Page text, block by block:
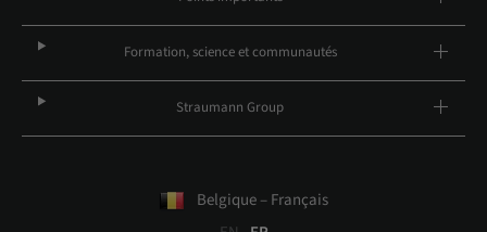
Formation, science et communautés
Straumann Group
Belgique – Français